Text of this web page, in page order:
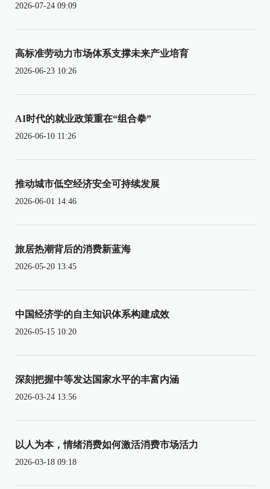
2026-07-24 09:09
高标准劳动力市场体系支撑未来产业培育
2026-06-23 10:26
AI时代的就业政策重在“组合拳”
2026-06-10 11:26
推动城市低空经济安全可持续发展
2026-06-01 14:46
旅居热潮背后的消费新蓝海
2026-05-20 13:45
中国经济学的自主知识体系构建成效
2026-05-15 10:20
深刻把握中等发达国家水平的丰富内涵
2026-03-24 13:56
以人为本，情绪消费如何激活消费市场活力
2026-03-18 09:18